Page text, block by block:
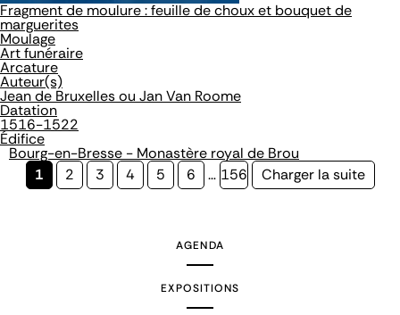
Fragment de moulure : feuille de choux et bouquet de
marguerites
Moulage
Art funéraire
Arcature
Auteur(s)
Jean de Bruxelles ou Jan Van Roome
Datation
1516-1522
Édifice
Bourg-en-Bresse - Monastère royal de Brou
Page
1 Page
2 Page
3 Page
4 Page
5 Page
6 … Page
156
Page
Charger la suite
AGENDA
EXPOSITIONS